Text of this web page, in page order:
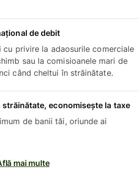
de debit
privire la adaosurile comerciale
sau la comisioanele mari de
când cheltui în străinătate.
străinătate, economisește la taxe
de banii tăi, oriunde ai
mai multe